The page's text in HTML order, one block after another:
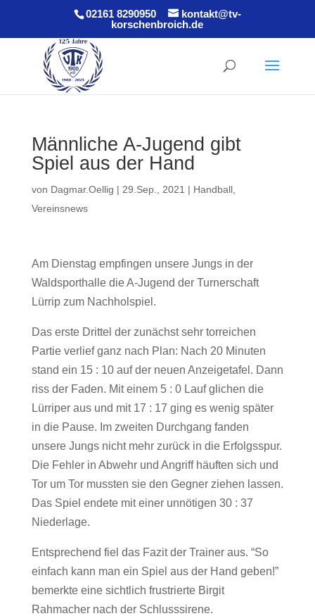
02161 8290950
kontakt@tv-
korschenbroich.de
Männliche A-Jugend gibt
Spiel aus der Hand
von Dagmar.Oellig | 29.Sep., 2021 | Handball,
Vereinsnews
Am Dienstag empfingen unsere Jungs in der
Waldsporthalle die A-Jugend der Turnerschaft
Lürrip zum Nachholspiel.
Das erste Drittel der zunächst sehr torreichen
Partie verlief ganz nach Plan: Nach 20 Minuten
stand ein 15 : 10 auf der neuen Anzeigetafel. Dann
riss der Faden. Mit einem 5 : 0 Lauf glichen die
Lürriper aus und mit 17 : 17 ging es wenig später
in die Pause. Im zweiten Durchgang fanden
unsere Jungs nicht mehr zurück in die Erfolgsspur.
Die Fehler in Abwehr und Angriff häuften sich und
Tor um Tor mussten sie den Gegner ziehen lassen.
Das Spiel endete mit einer unnötigen 30 : 37
Niederlage.
Entsprechend fiel das Fazit der Trainer aus. “So
einfach kann man ein Spiel aus der Hand geben!”
bemerkte eine sichtlich frustrierte Birgit
Rahmacher nach der Schlusssirene.